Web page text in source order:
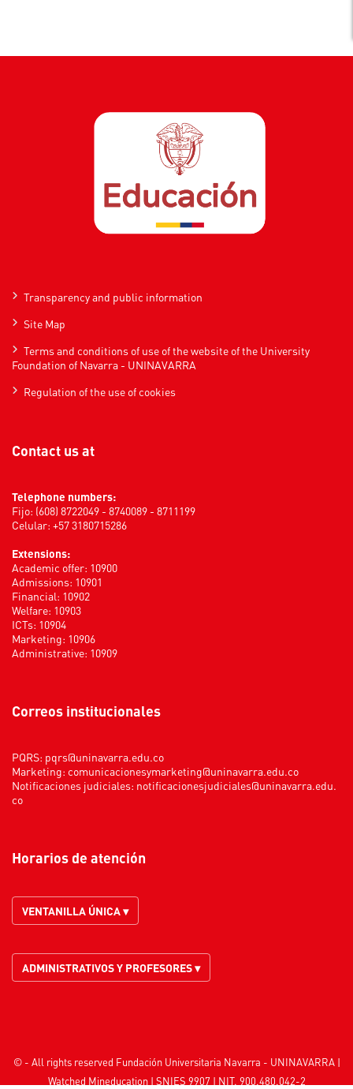
Transparency and public information
Site Map
Terms and conditions of use of the website of the University
Foundation of Navarra - UNINAVARRA
Regulation of the use of cookies
Contact us at
Telephone numbers:
Fijo: (608) 8722049 - 8740089 - 8711199
Celular: +57 3180715286
Extensions:
Academic offer: 10900
Admissions: 10901
Financial: 10902
Welfare: 10903
ICTs: 10904
Marketing: 10906
Administrative: 10909
Correos institucionales
PQRS: pqrs@uninavarra.edu.co
Marketing: comunicacionesymarketing@uninavarra.edu.co
Notificaciones judiciales: notificacionesjudiciales@uninavarra.edu.
co
Horarios de atención
VENTANILLA ÚNICA ▾
ADMINISTRATIVOS Y PROFESORES ▾
© - All rights reserved Fundación Universitaria Navarra - UNINAVARRA |
Watched Mineducation| SNIES 9907 | NIT. 900.480.042-2